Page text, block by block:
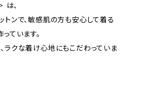
は、
トンで、敏感肌の方も安心して着る
ています。
ラクな着け心地にもこだわっていま